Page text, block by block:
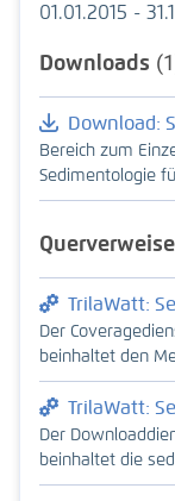
01.01.2015 -
Downloads
Download:
Bereich zum
Sedimentologie
Querverweise
TrilaWatt:
Der
beinhaltet den
die Schiefe, die
und die Porosität
Datenprodukte
Basisprodukt im
Basis von einer
TrilaWatt:
Der
beinhaltet die